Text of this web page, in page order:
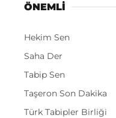
ÖNEMLI
Hekim Sen
Saha Der
Tabip Sen
Taşeron Son Dakika
Türk Tabipler Birliği